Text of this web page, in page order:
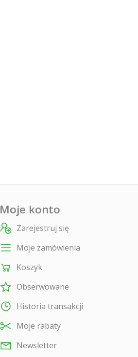
Moje konto
Zarejestruj się
Moje zamówienia
Koszyk
Obserwowane
Historia transakcji
Moje rabaty
Newsletter